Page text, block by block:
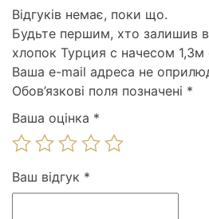
Відгуків немає, поки що.
Будьте першим, хто залишив
хлопок Турция с начесом 1,3м
Ваша e-mail адреса не
Обов’язкові поля позначені *
Ваша оцінка *
Ваш відгук *